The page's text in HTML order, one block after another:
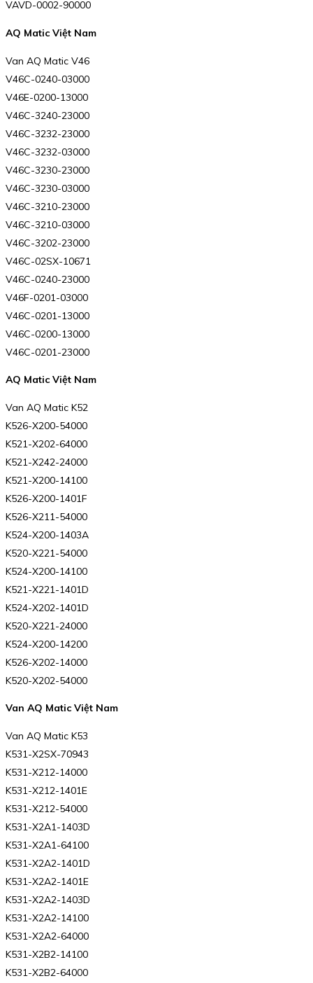
VAVD-0002-90000
AQ Matic Việt Nam
Van AQ Matic V46
V46C-0240-03000
V46E-0200-13000
V46C-3240-23000
V46C-3232-23000
V46C-3232-03000
V46C-3230-23000
V46C-3230-03000
V46C-3210-23000
V46C-3210-03000
V46C-3202-23000
V46C-02SX-10671
V46C-0240-23000
V46F-0201-03000
V46C-0201-13000
V46C-0200-13000
V46C-0201-23000
AQ Matic Việt Nam
Van AQ Matic K52
K526-X200-54000
K521-X202-64000
K521-X242-24000
K521-X200-14100
K526-X200-1401F
K526-X211-54000
K524-X200-1403A
K520-X221-54000
K524-X200-14100
K521-X221-1401D
K524-X202-1401D
K520-X221-24000
K524-X200-14200
K526-X202-14000
K520-X202-54000
Van AQ Matic Việt Nam
Van AQ Matic K53
K531-X2SX-70943
K531-X212-14000
K531-X212-1401E
K531-X212-54000
K531-X2A1-1403D
K531-X2A1-64100
K531-X2A2-1401D
K531-X2A2-1401E
K531-X2A2-1403D
K531-X2A2-14100
K531-X2A2-64000
K531-X2B2-14100
K531-X2B2-64000